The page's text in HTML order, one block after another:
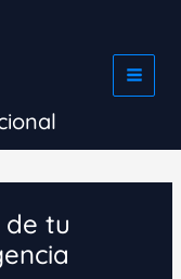
de tu